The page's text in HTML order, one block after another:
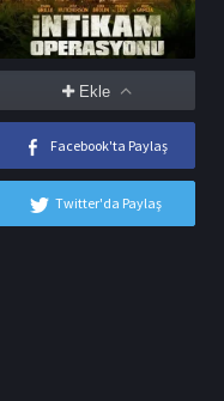
Ekle
Facebook'ta Paylaş
Twitter'da Paylaş